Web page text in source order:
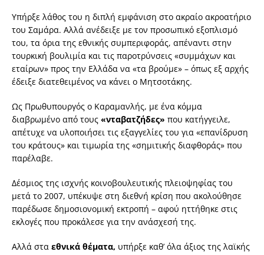
Υπήρξε λάθος του η διπλή εμφάνιση στο ακραίο ακροατήριο
του Σαμάρα. Αλλά ανέδειξε με τον προσωπικό εξοπλισμό
του, τα όρια της εθνικής συμπεριφοράς, απέναντι στην
τουρκική βουλιμία και τις παροτρύνσεις «συμμάχων και
εταίρων» προς την Ελλάδα να «τα βρούμε» – όπως εξ αρχής
έδειξε διατεθειμένος να κάνει ο Μητσοτάκης.
Ως Πρωθυπουργός ο Καραμανλής, με ένα κόμμα
διαβρωμένο από τους «νταβατζήδες» που κατήγγειλε,
απέτυχε να υλοποιήσει τις εξαγγελίες του για «επανίδρυση
του κράτους» και τιμωρία της «σημιτικής διαφθοράς» που
παρέλαβε.
Δέσμιος της ισχνής κοινοβουλευτικής πλειοψηφίας του
μετά το 2007, υπέκυψε στη διεθνή κρίση που ακολούθησε
παρέδωσε δημοσιονομική εκτροπή – αφού ηττήθηκε στις
εκλογές που προκάλεσε για την ανάσχεσή της.
Αλλά στα εθνικά θέματα, υπήρξε καθ’ όλα άξιος της λαϊκής